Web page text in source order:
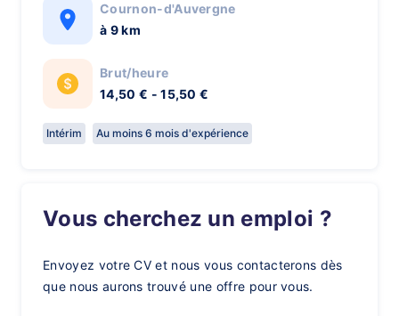
Cournon-d'Auvergne
à 9 km
Brut/heure
14,50 € - 15,50 €
Intérim Au moins 6 mois d'expérience
Vous cherchez un emploi ?
Envoyez votre CV et nous vous contacterons dès
que nous aurons trouvé une offre pour vous.